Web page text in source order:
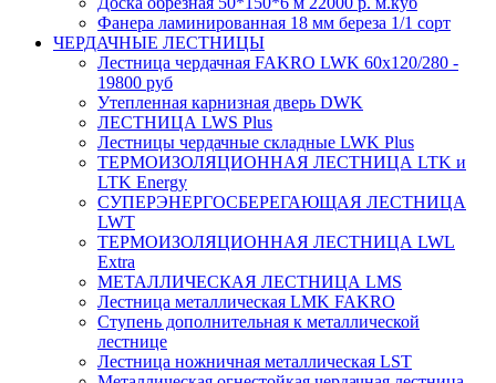
Фанера ламинированная 18 мм береза 1/1 сорт
ЧЕРДАЧНЫЕ ЛЕСТНИЦЫ
Лестница чердачная FAKRO LWK 60х120/280 -
19800 руб
Утепленная карнизная дверь DWK
ЛЕСТНИЦА LWS Plus
Лестницы чердачные складные LWK Plus
ТЕРМОИЗОЛЯЦИОННАЯ ЛЕСТНИЦА LTK и
LTK Energy
СУПЕРЭНЕРГОСБЕРЕГАЮЩАЯ ЛЕСТНИЦА
LWT
ТЕРМОИЗОЛЯЦИОННАЯ ЛЕСТНИЦА LWL
Extra
МЕТАЛЛИЧЕСКАЯ ЛЕСТНИЦА LMS
Лестница металлическая LMK FAKRO
Ступень дополнительная к металлической
лестнице
Лестница ножничная металлическая LST